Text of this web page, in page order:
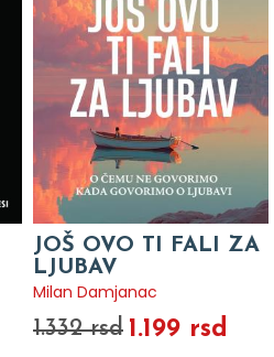
JOŠ OVO TI FALI ZA
LJUBAV
Milan Damjanac
1.332 rsd 1.199 rsd